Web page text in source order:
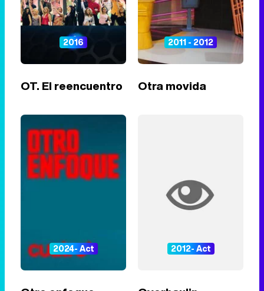
2016
OT. El reencuentro
2011 - 2012
Otra movida
2024- Act 2012- Act